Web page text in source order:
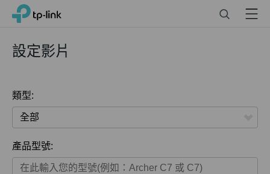
Click
navigation
TP-Link, Reliably Smart Menu
設定影片
類型:
全部
家用產品
產品型號: